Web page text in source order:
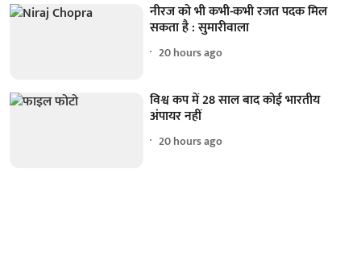
नीरज को भी कभी-कभी रजत पदक मिल
सकता है : सुमारीवाला
20 hours ago
विश्व कप में 28 साल बाद कोई भारतीय
अंपायर नहीं
20 hours ago